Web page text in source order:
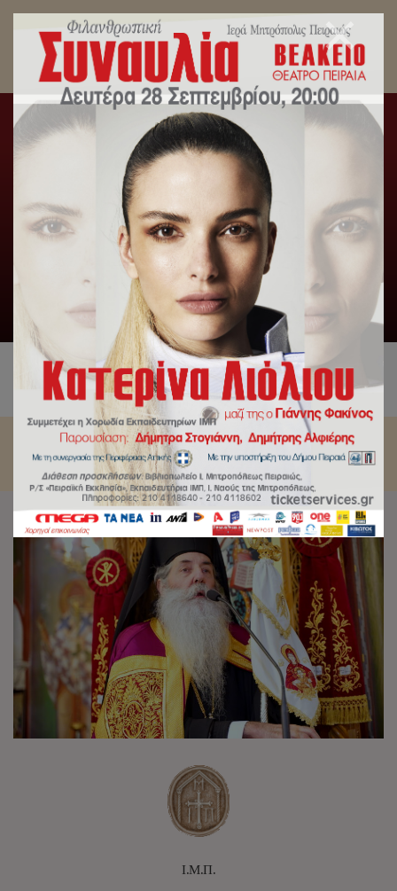
Μητροπολίτης Πειραιώς: Ο Άγιος Διονύσιος ο
Αρεοπαγίτης, γίνεται οδοδείκτης προς την
αληθινή υπέρβαση της σκληρής
πραγματικότητας.
Αρχική Λατρευτική Ζωή / Μητροπολίτης Πειραιώς: Ο
Άγιος Διονύσιος ο Αρεοπαγίτης, γίνεται οδοδείκτης προς την
αληθινή υπέρβαση της σκληρής πραγματικότητας.
Ι.Μ.Π.